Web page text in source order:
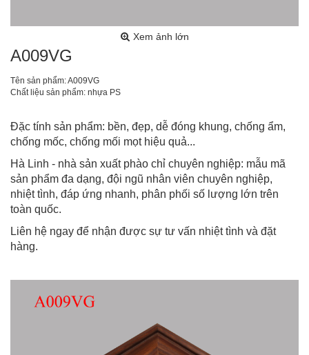
Xem ảnh lớn
A009VG
Tên sản phẩm: A009VG
Chất liệu sản phẩm: nhựa PS
Đặc tính sản phẩm: bền, đẹp, dễ đóng khung, chống ẩm,
chống mốc, chống mối mọt hiệu quả...
Hà Linh - nhà sản xuất phào chỉ chuyên nghiệp: mẫu mã
sản phẩm đa dạng, đội ngũ nhân viên chuyên nghiệp,
nhiệt tình, đáp ứng nhanh, phân phối số lượng lớn trên
toàn quốc.
Liên hệ ngay để nhận được sự tư vấn nhiệt tình và đặt
hàng.